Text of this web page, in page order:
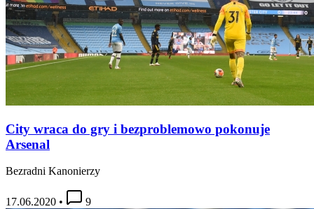
City wraca do gry i bezproblemowo pokonuje
Arsenal
Bezradni Kanonierzy
17.06.2020 • 9